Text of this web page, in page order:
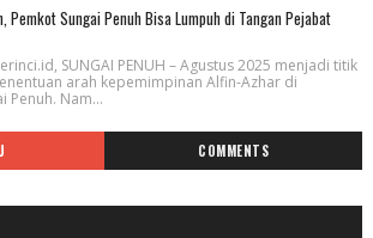
Pemkot Sungai Penuh Bisa Lumpuh di Tangan Pejabat
SUNGAI PENUH – Agustus 2025 menjadi titik
arah kepemimpinan Alfin-Azhar di
Penuh. Nam...
COMMENTS